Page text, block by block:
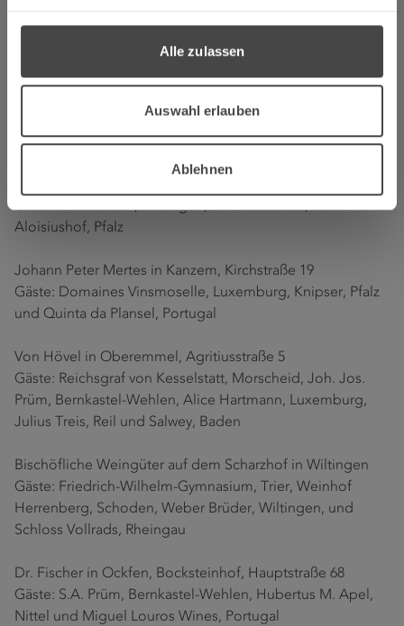
Alle zulassen
Auswahl erlauben
Ablehnen
Gast: Rinke Weine, Mertesdorf
Gäste: Daniel Twardowski, Neumagen-Dhron, und
Stephan Steinmetz, Wehr
Gäste: Van Volxem, Wiltingen, St. Urbans-Hof, Leiwen und
Aloisiushof, Pfalz
Johann Peter Mertes in Kanzem, Kirchstraße 19
Gäste: Domaines Vinsmoselle, Luxemburg, Knipser, Pfalz
und Quinta da Plansel, Portugal
Von Hövel in Oberemmel, Agritiusstraße 5
Gäste: Reichsgraf von Kesselstatt, Morscheid, Joh. Jos.
Prüm, Bernkastel-Wehlen, Alice Hartmann, Luxemburg,
Julius Treis, Reil und Salwey, Baden
Bischöfliche Weingüter auf dem Scharzhof in Wiltingen
Gäste: Friedrich-Wilhelm-Gymnasium, Trier, Weinhof
Herrenberg, Schoden, Weber Brüder, Wiltingen, und
Schloss Vollrads, Rheingau
Dr. Fischer in Ockfen, Bocksteinhof, Hauptstraße 68
Gäste: S.A. Prüm, Bernkastel-Wehlen, Hubertus M. Apel,
Nittel und Miguel Louros Wines, Portugal